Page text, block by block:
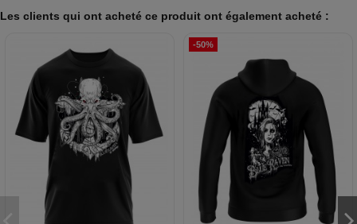
Les clients qui ont acheté ce produit ont également acheté :
-50%